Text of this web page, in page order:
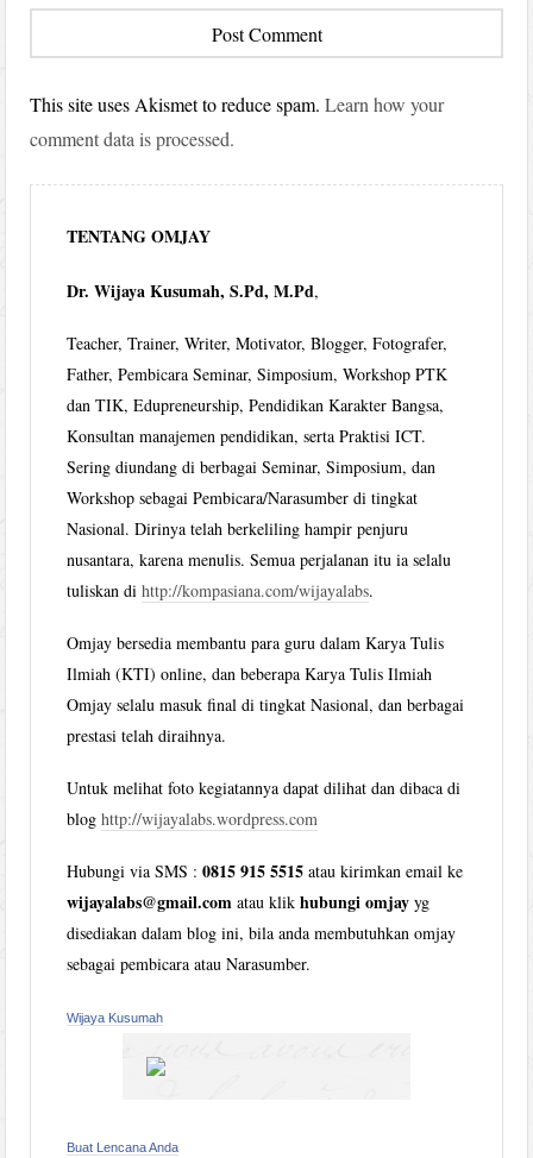
This site uses Akismet to reduce spam.Learn how your
comment data is processed.
TENTANG OMJAY
Dr. Wijaya Kusumah, S.Pd, M.Pd,
Teacher, Trainer, Writer, Motivator, Blogger, Fotografer,
Father, Pembicara Seminar, Simposium, Workshop PTK
dan TIK, Edupreneurship, Pendidikan Karakter Bangsa,
Konsultan manajemen pendidikan, serta Praktisi ICT.
Sering diundang di berbagai Seminar, Simposium, dan
Workshop sebagai Pembicara/Narasumber di tingkat
Nasional. Dirinya telah berkeliling hampir penjuru
nusantara, karena menulis. Semua perjalanan itu ia selalu
tuliskan dihttp://kompasiana.com/wijayalabs.
Omjay bersedia membantu para guru dalam Karya Tulis
Ilmiah (KTI) online, dan beberapa Karya Tulis Ilmiah
Omjay selalu masuk final di tingkat Nasional, dan berbagai
prestasi telah diraihnya.
Untuk melihat foto kegiatannya dapat dilihat dan dibaca di
bloghttp://wijayalabs.wordpress.com
Hubungi via SMS :0815 915 5515 atau kirimkan email ke
wijayalabs@gmail.com atau klikhubungi omjay yg
disediakan dalam blog ini, bila anda membutuhkan omjay
sebagai pembicara atau Narasumber.
Wijaya Kusumah
Buat Lencana Anda